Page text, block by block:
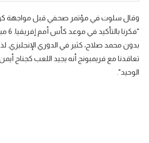
أمم إفريقيا
كرة السلة الأمريكية
كرة سلة
وقال سلوت في مؤتمر صحفي قبل مواجهة
بدون محمد صلاح، كثير في الدوري الإنجليزي.
تعاقدنا مع فريمبونج أنه يجيد اللعب كجناح
الوحيد".